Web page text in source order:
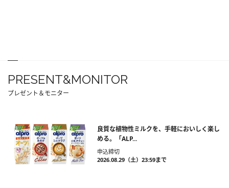
PRESENT&MONITOR
プレゼント＆モニター
良質な植物性ミルクを、手軽においしく楽し
める。「ALP...
申込締切
2026.08.29（土）23:59まで